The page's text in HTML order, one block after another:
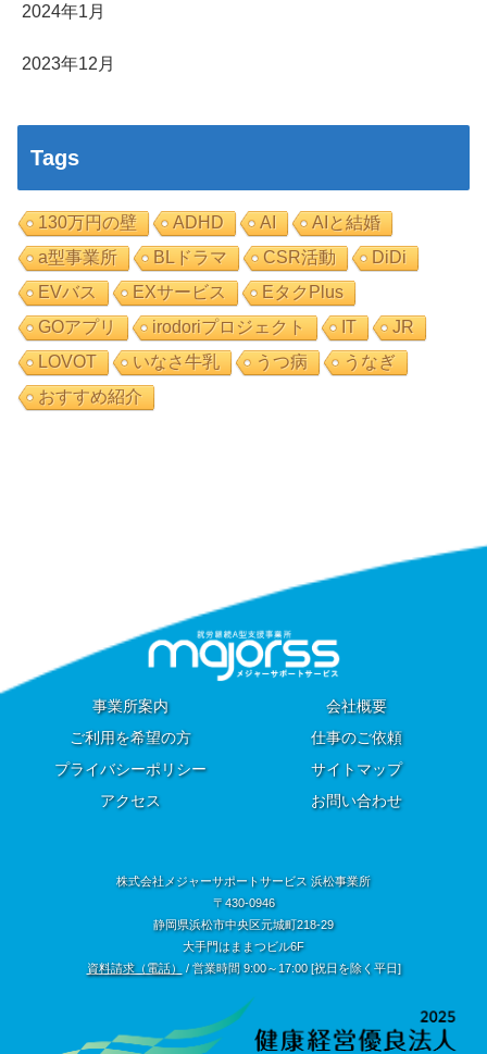
2024年1月
2023年12月
Tags
130万円の壁 ADHD AI
AIと結婚
a型事業所
BLドラマ CSR活動
DiDi
EVバス
EXサービス
EタクPlus
GOアプリ
irodoriプロジェクト IT
JR
LOVOT
いなさ牛乳 うつ病
うなぎ
おすすめ紹介
事業所案内
会社概要
ご利用を希望の方
仕事のご依頼
プライバシーポリシー
サイトマップ
アクセス
お問い合わせ
株式会社メジャーサポートサービス 浜松事業所
〒430-0946
静岡県浜松市中央区元城町218-29
大手門はままつビル6F
資料請求（電話）
/ 営業時間 9:00～17:00 [祝日を除く平日]